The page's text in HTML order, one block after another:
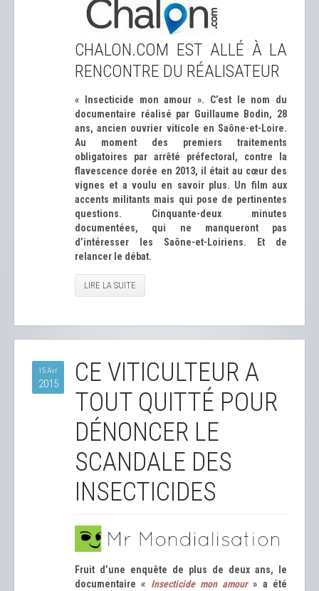
CHALON.COM EST ALLÉ À LA
RENCONTRE DU RÉALISATEUR
« Insecticide mon amour ». C’est le nom du
documentaire réalisé par Guillaume Bodin, 28
ans, ancien ouvrier viticole en Saône-et-Loire.
Au moment des premiers traitements
obligatoires par arrêté préfectoral, contre la
flavescence dorée en 2013, il était au cœur des
vignes et a voulu en savoir plus. Un film aux
accents militants mais qui pose de pertinentes
questions. Cinquante-deux minutes
documentées, qui ne manqueront pas
d’intéresser les Saône-et-Loiriens. Et de
relancer le débat.
LIRE LA SUITE
15 Avr
2015
CE VITICULTEUR A
TOUT QUITTÉ POUR
DÉNONCER LE
SCANDALE DES
INSECTICIDES
Fruit d’une enquête de plus de deux ans, le
documentaire « Insecticide mon amour» a été